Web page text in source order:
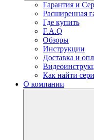
Гарантия и
Расширенная
Где купить
F.A.Q
Обзоры
Инструкции
Доставка и
Как найти
О компании